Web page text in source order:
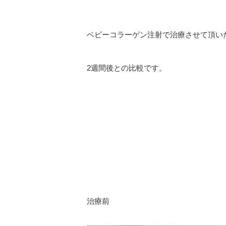
ベビーコラーゲン注射で治療させて頂い
2週間後との比較です。
治療前